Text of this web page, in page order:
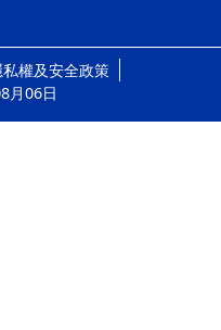
權及安全政策
月06日